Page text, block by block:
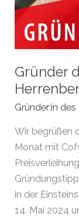
Gründer
Gründer:in
Wir begrüßen
Monat mit
in der
14. Mai 2024